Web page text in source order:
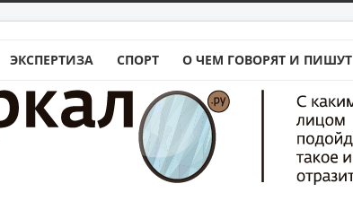
ЭКСПЕРТИЗА СПОРТ О ЧЕМ ГОВОРЯТ И ПИШУТ